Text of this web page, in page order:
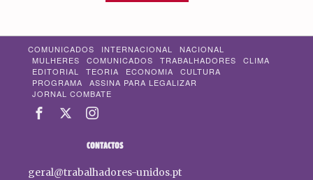
COMUNICADOS INTERNACIONAL
NACIONAL
MULHERES
COMUNICADOS TRABALHADORES
CLIMA
EDITORIAL
TEORIA ECONOMIA
CULTURA
PROGRAMA
ASSINA PARA LEGALIZAR
JORNAL COMBATE
CONTACTOS
geral@trabalhadores-unidos.pt